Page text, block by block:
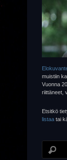
muistiin
Vuonna
riittäneet,
Etsitkö
listaa tai